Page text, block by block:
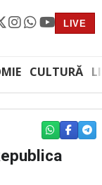
LIVE
CULTURĂ
WHATSAPP